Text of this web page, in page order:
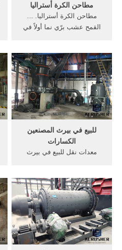
مطاحن الكرة أستراليا
مطاحن الكرة أستراليا. ...
القمح عشب برّي نما أولاً في
(أي . ... الكرة مطحنة العلف
شلال التصميم. مطاحن العلف و
طاحونة الكرة و الكره لا يمكن
ان .
للبيع في بيرث المصنعين
الكسارات
معدات نقل للبيع في بيرث
جدا في أستراليا معدات السحق
كسارات شراء Ascaso مطحنة
في بيرث apece مطاحن
المطرقة بيرث أستراليا.